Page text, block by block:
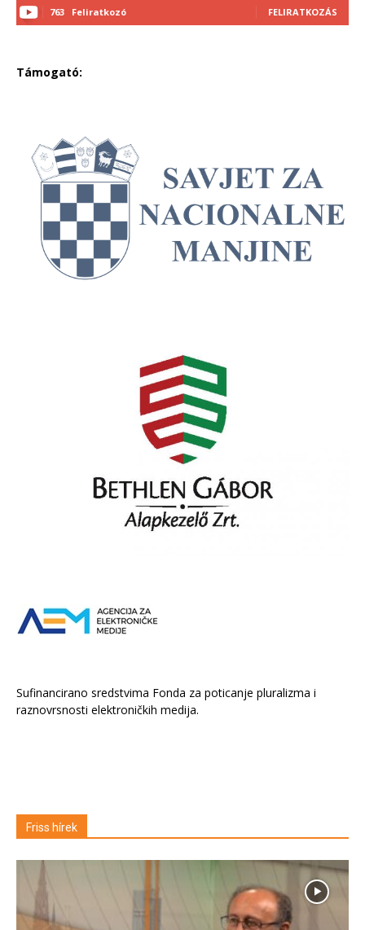
763 Feliratkozó FELIRATKOZÁS
Támogató:
Sufinancirano sredstvima Fonda za poticanje pluralizma i
raznovrsnosti elektroničkih medija.
Friss hírek